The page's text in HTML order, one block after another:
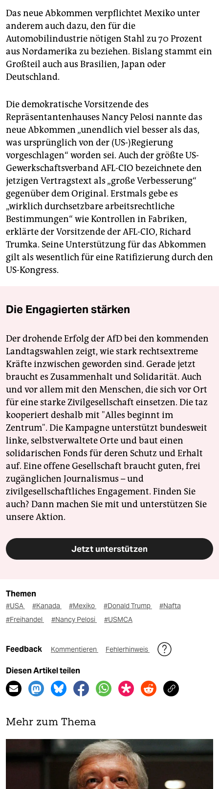
Das neue Abkommen verpflichtet Mexiko unter
anderem auch dazu, den für die
Automobilindustrie nötigen Stahl zu 70 Prozent
aus Nordamerika zu beziehen. Bislang stammt ein
Großteil auch aus Brasilien, Japan oder
Deutschland.
Die demokratische Vorsitzende des
Repräsentantenhauses Nancy Pelosi nannte das
neue Abkommen „unendlich viel besser als das,
was ursprünglich von der (US-)Regierung
vorgeschlagen“ worden sei. Auch der größte US-
Gewerkschaftsverband AFL-CIO bezeichnete den
jetzigen Vertragstext als „große Verbesserung“
gegenüber dem Original. Erstmals gebe es
„wirklich durchsetzbare arbeitsrechtliche
Bestimmungen“ wie Kontrollen in Fabriken,
erklärte der Vorsitzende der AFL-CIO, Richard
Trumka. Seine Unterstützung für das Abkommen
gilt als wesentlich für eine Ratifizierung durch den
US-Kongress.
Die Engagierten stärken
Der drohende Erfolg der AfD bei den kommenden
Landtagswahlen zeigt, wie stark rechtsextreme
Kräfte inzwischen geworden sind. Gerade jetzt
braucht es Zusammenhalt und Solidarität. Auch
und vor allem mit den Menschen, die sich vor Ort
für eine starke Zivilgesellschaft einsetzen. Die taz
kooperiert deshalb mit "Alles beginnt im
Zentrum". Die Kampagne unterstützt bundesweit
linke, selbstverwaltete Orte und baut einen
solidarischen Fonds für deren Schutz und Erhalt
auf. Eine offene Gesellschaft braucht guten, frei
zugänglichen Journalismus – und
zivilgesellschaftliches Engagement. Finden Sie
auch? Dann machen Sie mit und unterstützen Sie
unsere Aktion.
Jetzt unterstützen
Themen
#USA #Kanada #Mexiko #Donald Trump
#Nafta
#Freihandel
#Nancy Pelosi #USMCA
Feedback Kommentieren Fehlerhinweis
Diesen Artikel teilen
Mehr zum Thema